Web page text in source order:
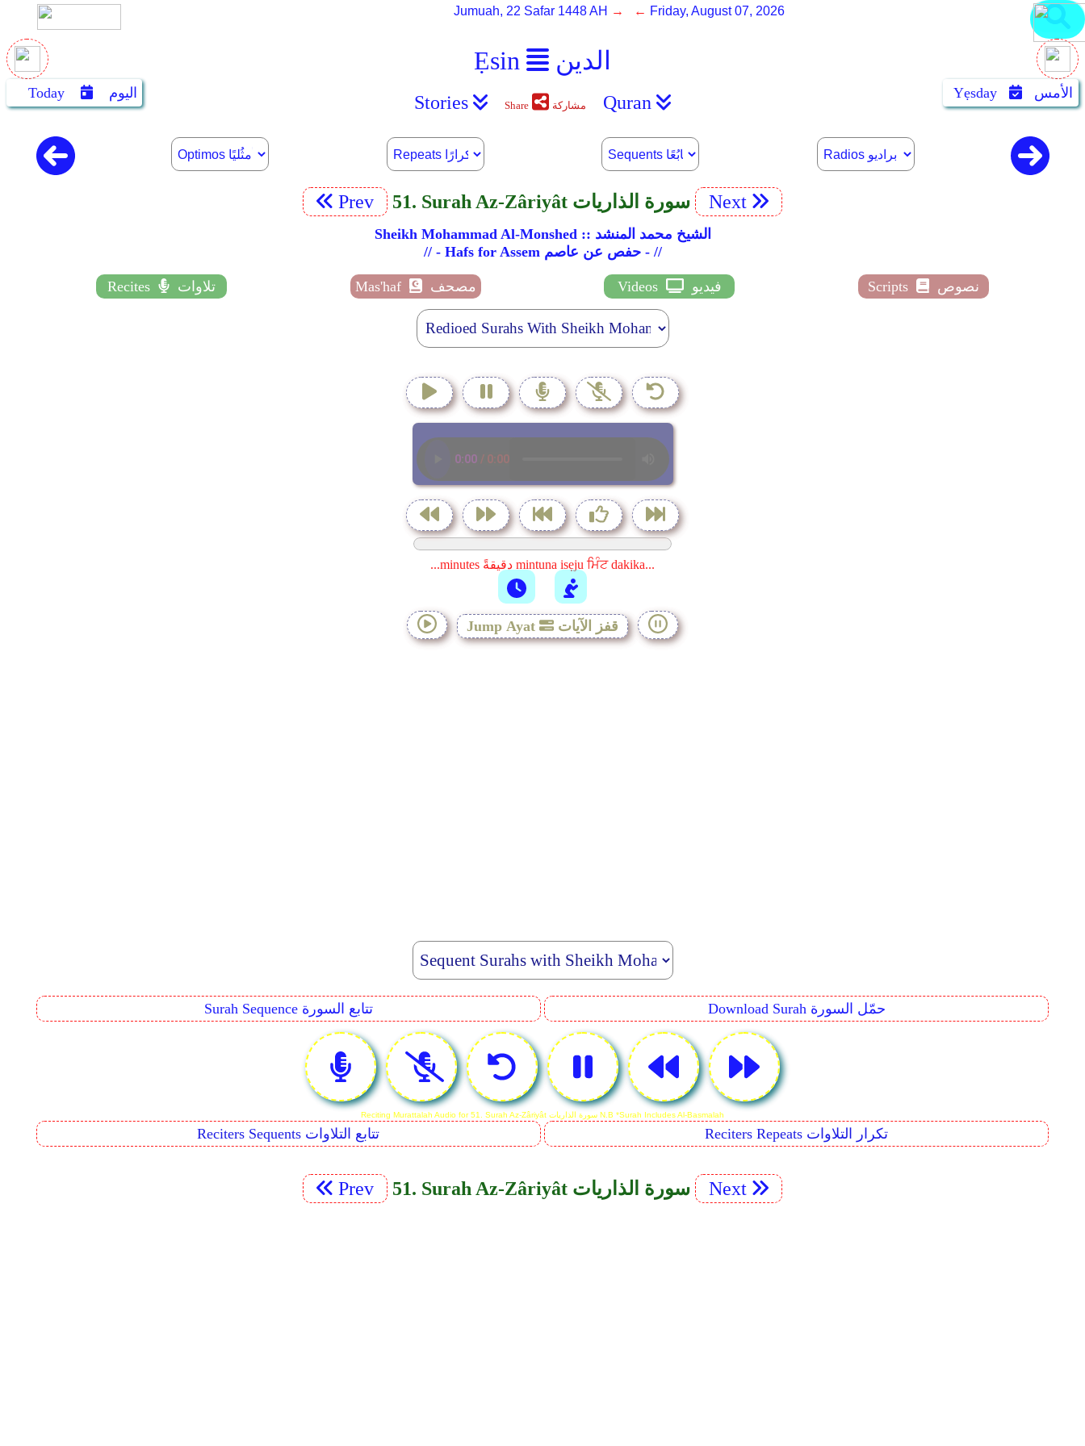
Ẹsin الدين
Jumuah, 22 Safar 1448 AH → ← Friday, August 07, 2026
Today اليوم Yẹsday الأمس Stories Share مشاركة Quran
Prev 51. Surah Az-Zâriyât سورة الذاريات Next
Sheikh Mohammad Al-Monshed :: الشيخ محمد المنشد
// - Hafs for Assem حفص عن عاصم - //
Recites تلاوات Mas'haf مصحف Videos فيديو Scripts نصوص
...minutes دقيقةً mintuna isẹju ਮਿੰਟ dakika...
Jump Ayat قفز الآيات
Surah Sequence تتابع السورة Download Surah حمّل السورة
Reciting Murattalah Audio for 51. Surah Az-Zâriyât سورة الذاريات N.B *Surah Includes Al-Basmalah
Reciters Sequents تتابع التلاوات Reciters Repeats تكرار التلاوات
Prev 51. Surah Az-Zâriyât سورة الذاريات Next